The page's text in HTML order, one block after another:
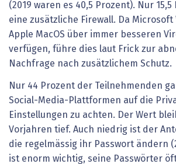
(2019 waren es 40,5 Prozent). Nur
eine zusätzliche Firewall. Da Microsoft
Apple MacOS über immer besseren
verfügen, führe dies laut Frick zur
Nachfrage nach zusätzlichem Schutz.
Nur 44 Prozent der Teilnehmenden
Social-Media-Plattformen auf die
Einstellungen zu achten. Der Wert
Vorjahren tief. Auch niedrig ist der
die regelmässig ihr Passwort ändern
ist enorm wichtig, seine Passwörter